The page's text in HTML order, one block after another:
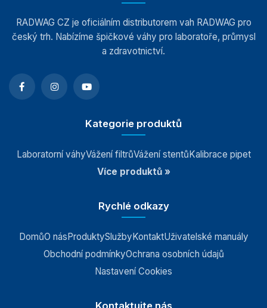
RADWAG CZ je oficiálním distributorem vah RADWAG pro
český trh. Nabízíme špičkové váhy pro laboratoře, průmysl
a zdravotnictví.
Kategorie produktů
Laboratorní váhyVážení filtrůVážení stentůKalibrace pipet
Více produktů »
Rychlé odkazy
DomůO násProduktySlužbyKontaktUživatelské manuály
Obchodní podmínkyOchrana osobních údajů
Nastavení Cookies
Kontaktujte nás